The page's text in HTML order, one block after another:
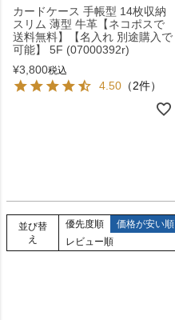
カードケース 手帳型 14枚収納
スリム 薄型 牛革【ネコポスで
送料無料】【名入れ 別途購入で
可能】 5F (07000392r)
¥3,800税込
4.50 （2件）
並び替
え
優先度順 価格が安い順
レビュー順